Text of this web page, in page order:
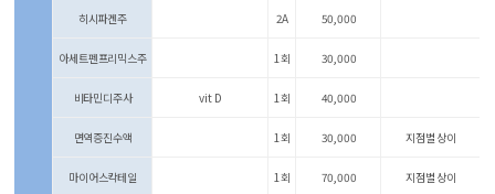
히시파겐주 2A 50,000
아세트펜프리믹스주 1회 30,000
비타민디주사 vit D 1회 40,000
면역증진수액 1회 30,000 지점별 상이
마이어스칵테일 1회 70,000 지점별 상이